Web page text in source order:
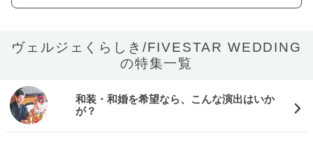
ヴェルジェくらしき/FIVESTAR WEDDING
の特集一覧
和装・和婚を希望なら、こんな演出はいか
が？